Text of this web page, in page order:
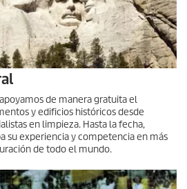
de manera gratuita el
y edificios históricos desde
en limpieza. Hasta la fecha,
su experiencia y competencia en más
de todo el mundo.